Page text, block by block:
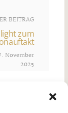
BEITRAG
zum
November
2025